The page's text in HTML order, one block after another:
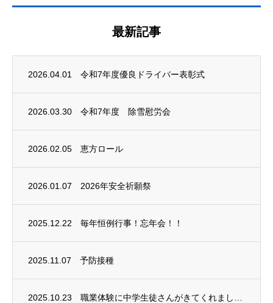
最新記事
2026.04.01 令和7年度優良ドライバー表彰式
2026.03.30 令和7年度 除雪慰労会
2026.02.05 恵方ロール
2026.01.07 2026年安全祈願祭
2025.12.22 毎年恒例行事！忘年会！！
2025.11.07 予防接種
2025.10.23